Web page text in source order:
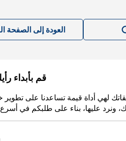
العودة إلى الصفحة
قم بأبداء
لهي أداة قيمة تساعدنا على